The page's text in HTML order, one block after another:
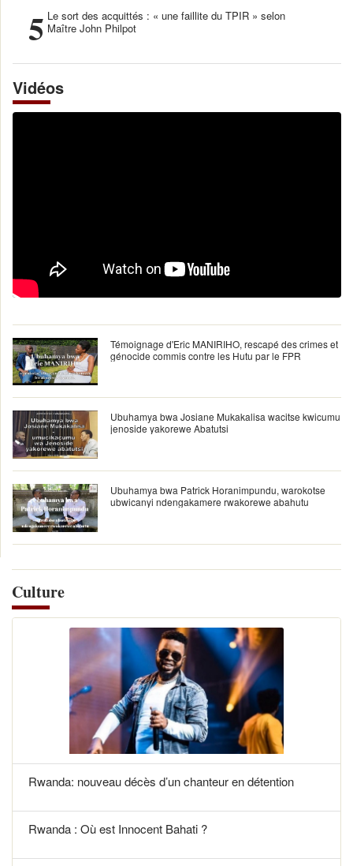
5 Le sort des acquittés : « une faillite du TPIR » selon
Maître John Philpot
Vidéos
Témoignage d'Eric MANIRIHO, rescapé des crimes et
génocide commis contre les Hutu par le FPR
Ubuhamya bwa Josiane Mukakalisa wacitse kwicumu
jenoside yakorewe Abatutsi
Ubuhamya bwa Patrick Horanimpundu, warokotse
ubwicanyi ndengakamere rwakorewe abahutu
Culture
Rwanda: nouveau décès d’un chanteur en détention
Rwanda : Où est Innocent Bahati ?